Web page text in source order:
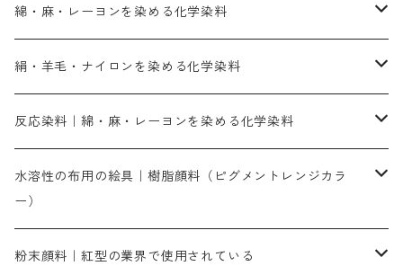
綿・麻・レーヨンを染める化学染料
直接染料－染色手順が簡単
人気のおすすめ直接染料
染色に必要な薬品類
絹・羊毛・ナイロンを染める化学染料
お買い得品
染料一覧
人気のおすすめ染料
染色に必要な薬品類
反応染料｜綿・麻・レーヨンを染める化学染料
お勧めの3原色（赤・青・黄色）
お勧め｜スミフィックス～
3原色以外の色目
水溶性の布用の絵具｜樹脂顔料（ピグメントレンジカラ
ー）
ネオカラー（色）
粉末顔料｜紅型の業界で使用されている